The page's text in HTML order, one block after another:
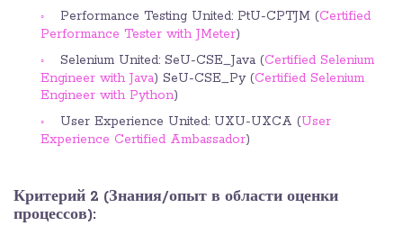
Performance Testing United: PtU-CPTJM (Certified
Performance Tester with JMeter)
Selenium United: SeU-CSE_Java (Certified Selenium
Engineer with Java) SeU-CSE_Py (Certified Selenium
Engineer with Python)
User Experience United: UXU-UXCA (User
Experience Certified Ambassador)
Критерий 2 (Знания/опыт в области оценки
процессов):